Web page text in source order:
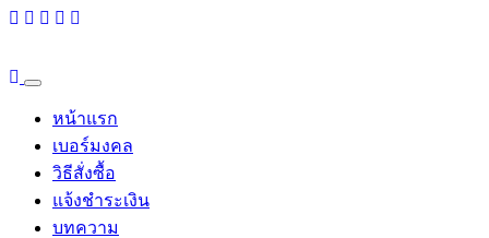
หน้าแรก
เบอร์มงคล
วิธีสั่งซื้อ
แจ้งชำระเงิน
บทความ